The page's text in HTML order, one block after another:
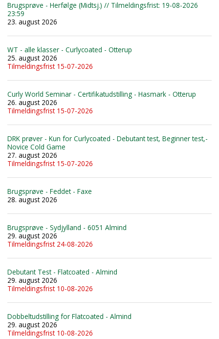
Brugsprøve - Herfølge (Midtsj.) // Tilmeldingsfrist: 19-08-2026
23:59
23. august 2026
WT - alle klasser - Curlycoated - Otterup
25. august 2026
Tilmeldingsfrist 15-07-2026
Curly World Seminar - Certifikatudstilling - Hasmark - Otterup
26. august 2026
Tilmeldingsfrist 15-07-2026
DRK prøver - Kun for Curlycoated - Debutant test, Beginner test,-
Novice Cold Game
27. august 2026
Tilmeldingsfrist 15-07-2026
Brugsprøve - Feddet - Faxe
28. august 2026
Brugsprøve - Sydjylland - 6051 Almind
29. august 2026
Tilmeldingsfrist 24-08-2026
Debutant Test - Flatcoated - Almind
29. august 2026
Tilmeldingsfrist 10-08-2026
Dobbeltudstilling for Flatcoated - Almind
29. august 2026
Tilmeldingsfrist 10-08-2026